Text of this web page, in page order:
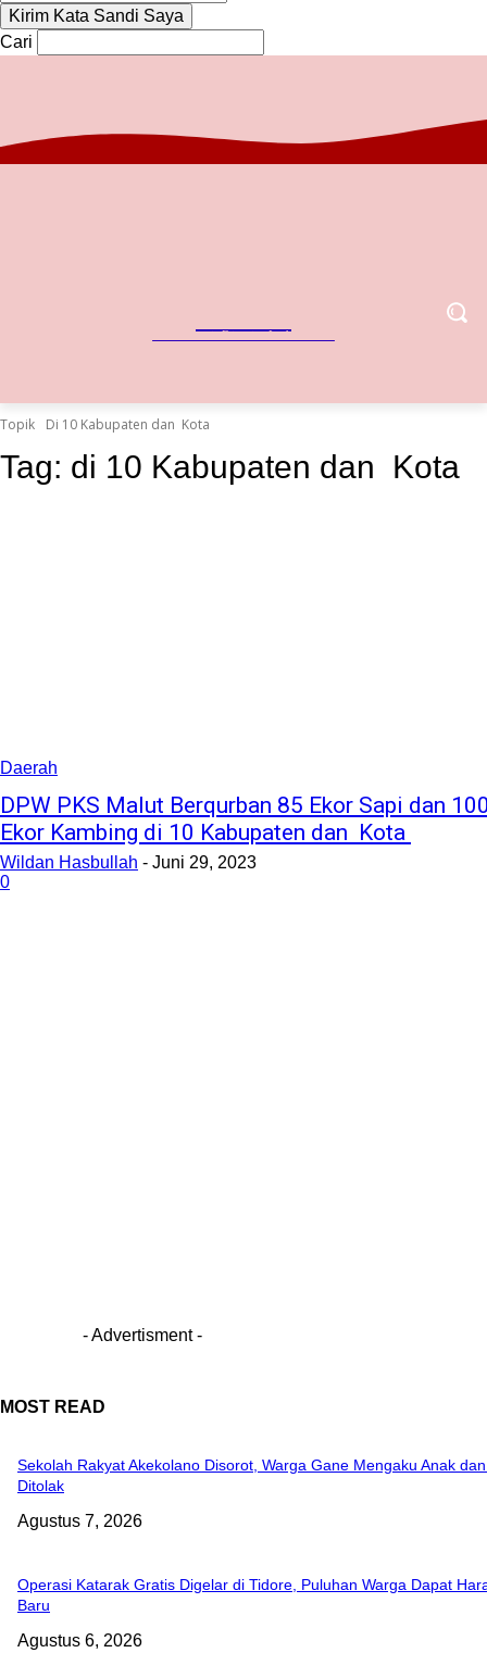
Cari
Referensi Bisnis Indonesia
Topik Di 10 Kabupaten dan Kota
Tag: di 10 Kabupaten dan Kota
Daerah
DPW PKS Malut Berqurban 85 Ekor Sapi dan
Ekor Kambing di 10 Kabupaten dan Kota
Wildan Hasbullah - Juni 29, 2023
0
- Advertisment -
MOST READ
Sekolah Rakyat Akekolano Disorot, Warga Gane Mengaku Anak
Ditolak
Agustus 7, 2026
Operasi Katarak Gratis Digelar di Tidore, Puluhan Warga Dapat
Baru
Agustus 6, 2026